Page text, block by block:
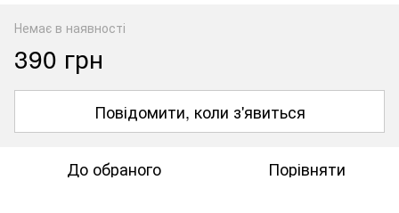
Немає в наявності
390 грн
Повідомити, коли з'явиться
До обраного Порівняти